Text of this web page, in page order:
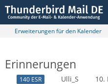
Erweiterungen für den Kalender
Erinnerungen
140 ESR Ulli_S
10.